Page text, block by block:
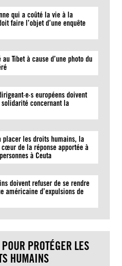
qui a coûté la vie à la
faire l’objet d’une enquête
Tibet à cause d’une photo du
européens doivent
concernant la
placer les droits humains, la
de la réponse apportée à
à Ceuta
doivent refuser de se rendre
américaine d’expulsions de
PROTÉGER LES
HUMAINS